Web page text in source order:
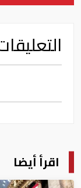
اقرأ أيضا